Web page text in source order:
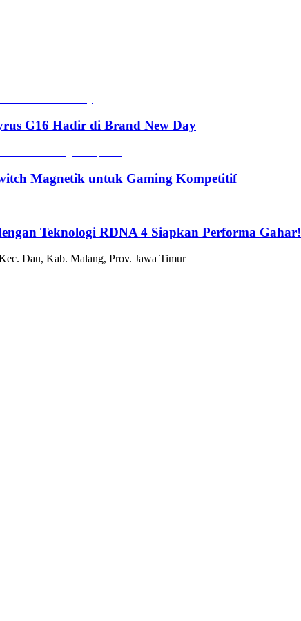
G16 Hadir di Brand New Day
Magnetik untuk Gaming Kompetitif
Teknologi RDNA 4 Siapkan Performa Gahar!
Dau, Kab. Malang, Prov. Jawa Timur